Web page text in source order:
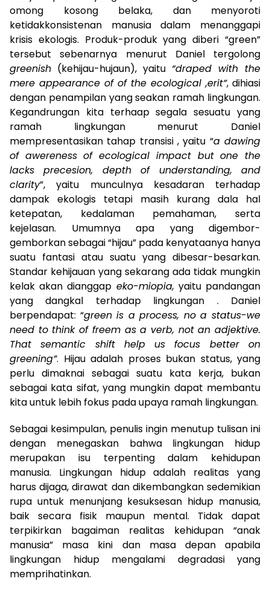
omong kosong belaka, dan menyoroti
ketidakkonsistenan manusia dalam menanggapi
krisis ekologis. Produk-produk yang diberi “green”
tersebut sebenarnya menurut Daniel tergolong
greenish (kehijau-hujaun), yaitu “draped with the
mere appearance of of the ecological ,erit”, dihiasi
dengan penampilan yang seakan ramah lingkungan.
Kegandrungan kita terhaap segala sesuatu yang
ramah lingkungan menurut Daniel
mempresentasikan tahap transisi , yaitu “a dawing
of awereness of ecological impact but one the
lacks precesion, depth of understanding, and
clarity”, yaitu munculnya kesadaran terhadap
dampak ekologis tetapi masih kurang dala hal
ketepatan, kedalaman pemahaman, serta
kejelasan. Umumnya apa yang digembor-
gemborkan sebagai “hijau” pada kenyataanya hanya
suatu fantasi atau suatu yang dibesar-besarkan.
Standar kehijauan yang sekarang ada tidak mungkin
kelak akan dianggap eko-miopia, yaitu pandangan
yang dangkal terhadap lingkungan . Daniel
berpendapat: “green is a process, no a status-we
need to think of freem as a verb, not an adjektive.
That semantic shift help us focus better on
greening”. Hijau adalah proses bukan status, yang
perlu dimaknai sebagai suatu kata kerja, bukan
sebagai kata sifat, yang mungkin dapat membantu
kita untuk lebih fokus pada upaya ramah lingkungan.
Sebagai kesimpulan, penulis ingin menutup tulisan ini
dengan menegaskan bahwa lingkungan hidup
merupakan isu terpenting dalam kehidupan
manusia. Lingkungan hidup adalah realitas yang
harus dijaga, dirawat dan dikembangkan sedemikian
rupa untuk menunjang kesuksesan hidup manusia,
baik secara fisik maupun mental. Tidak dapat
terpikirkan bagaiman realitas kehidupan “anak
manusia” masa kini dan masa depan apabila
lingkungan hidup mengalami degradasi yang
memprihatinkan.